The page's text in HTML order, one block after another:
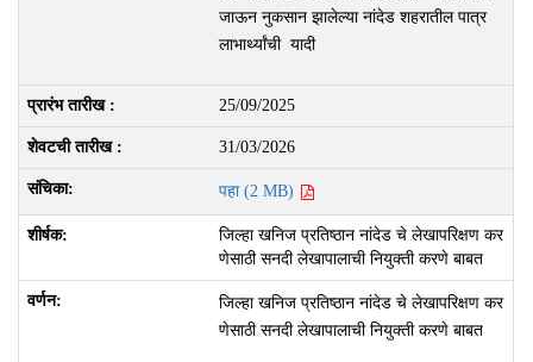
जाऊन नुकसान झालेल्या नांदेड शहरातील पात्र
लाभार्थ्यांची यादी
25/09/2025
31/03/2026
पहा (2 MB)
जिल्‍हा खनिज प्रतिष्‍ठान नांदेड चे लेखापरिक्षण कर
णेसाठी सनदी लेखापालाची नियुक्‍ती करणे बाबत
जिल्‍हा खनिज प्रतिष्‍ठान नांदेड चे लेखापरिक्षण कर
णेसाठी सनदी लेखापालाची नियुक्‍ती करणे बाबत